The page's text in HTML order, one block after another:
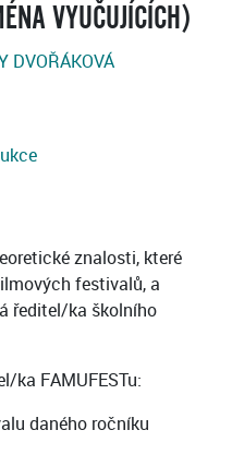
VYUČUJÍCÍCH)
DVOŘÁKOVÁ
znalosti, které
festivalů, a
ředitel/ka školního
ka FAMUFESTu:
daného ročníku